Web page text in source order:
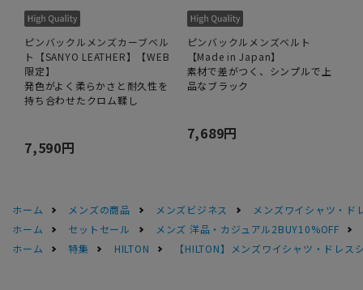
ピンバックルメンズカーブベル
ト【SANYO LEATHER】【WEB
限定】
発色がよく柔らかさと耐久性を
持ち合わせたクロム鞣し
7,590円
ピンバックルメンズベルト
【Made in Japan】
素材で差がつく、シンプルで上
品なブラック
7,689円
ホーム メンズの商品 メンズビジネス
メンズワイシャツ・ド
ホーム
セットセール
メンズ 洋品・カジュアル2BUY10%OFF
ホーム
特集 HILTON 【HILTON】メンズワイシャツ・ドレス